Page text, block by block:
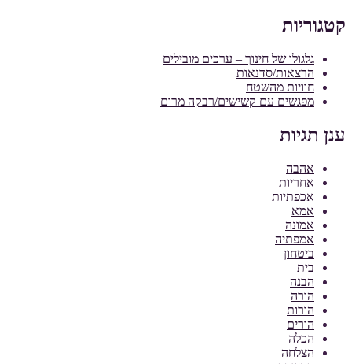
קטגוריות
גלגולו של חינוך – ערכים מובילים
הרצאות/סדנאות
חוויות מהשטח
מפגשים עם קשישים/רבקה מרום
ענן תגיות
אהבה
אחריות
אכפתיות
אמא
אמונה
אמפתיה
ביטחון
בית
הבנה
הורה
הורות
הורים
הכלה
הצלחה